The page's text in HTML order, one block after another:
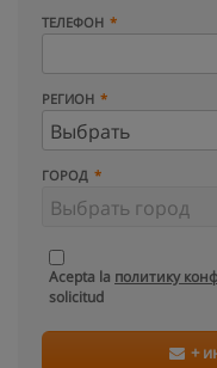
ТЕЛЕФОН
РЕГИОН
ГОРОД
Acepta la политику
solicitud
+